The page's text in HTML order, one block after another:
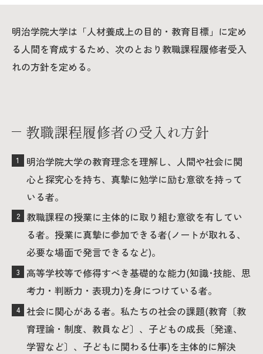
明治学院大学は「人材養成上の目的・教育目標」に定め
る人間を育成するため、次のとおり教職課程履修者受入
れの方針を定める。
教職課程履修者の受入れ方針
明治学院大学の教育理念を理解し、人間や社会に関
心と探究心を持ち、真摯に勉学に励む意欲を持って
いる者。
教職課程の授業に主体的に取り組む意欲を有してい
る者。授業に真摯に参加できる者(ノートが取れる、
必要な場面で発言できるなど)。
高等学校等で修得すべき基礎的な能力(知識･技能、思
考力・判断力・表現力)を身につけている者。
社会に関心がある者。私たちの社会の課題(教育〔教
育理論・制度、教員など〕、子どもの成長〔発達、
学習など〕、子どもに関わる仕事)を主体的に解決